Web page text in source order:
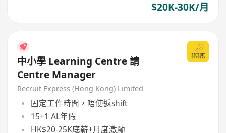
$20K-30K/月
中小學 Learning Centre 請
Centre Manager
Recruit Express (Hong Kong) Limited
固定工作時間，唔使返shift
15+1 AL年假
HK$20-25K底薪+月度激勵